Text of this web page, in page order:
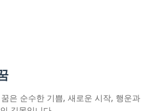
은 순수한 기쁨, 새로운 시작, 행운과